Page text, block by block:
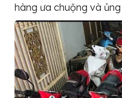
hàng ưa chuộng và ủng